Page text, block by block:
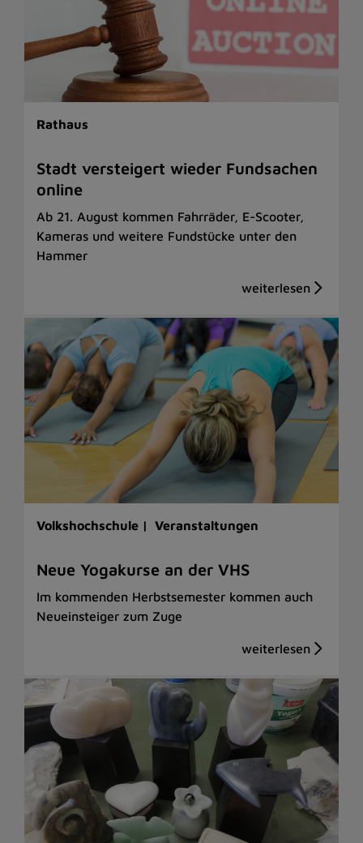
Rathaus
Stadt versteigert wieder Fundsachen
online
Ab 21. August kommen Fahrräder, E-Scooter,
Kameras und weitere Fundstücke unter den
Hammer
Volkshochschule | Veranstaltungen
Neue Yogakurse an der VHS
Im kommenden Herbstsemester kommen auch
Neueinsteiger zum Zuge